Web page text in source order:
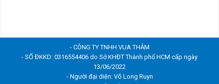
- CÔNG TY TNHH VUA THẢM
- SỐ ĐKKD: 0316554406 do Sở KHĐT Thành phố HCM cấp ngày
13/06/2022
- Người đại diện: Võ Long Ruyn